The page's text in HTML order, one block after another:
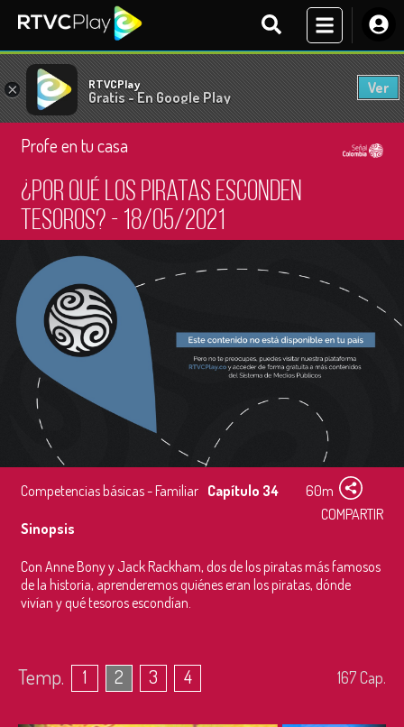
× RTVCPlay
Gratis - En Google Play
Ver
Profe en tu casa
¿Por qué los piratas esconden
tesoros? - 18/05/2021
Competencias básicas - Familiar Capítulo 34
60m
COMPARTIR
Sinopsis
Con Anne Bony y Jack Rackham, dos de los piratas más famosos
de la historia, aprenderemos quiénes eran los piratas, dónde
vivían y qué tesoros escondían.
Temp. 1 2 3 4 167Cap.